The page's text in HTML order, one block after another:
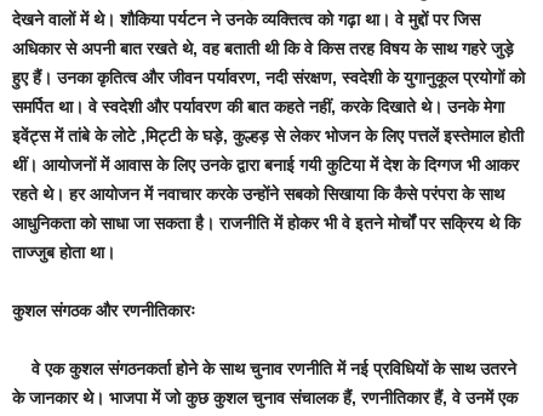
देखने वालों में थे। शौकिया पर्यटन ने उनके व्यक्तित्व को गढ़ा था। वे मुद्दों पर जिस
अधिकार से अपनी बात रखते थे, वह बताती थी कि वे किस तरह विषय के साथ गहरे जुड़े
हुए हैं। उनका कृतित्व और जीवन पर्यावरण, नदी संरक्षण, स्वदेशी के युगानुकूल प्रयोगों को
समर्पित था। वे स्वदेशी और पर्यावरण की बात कहते नहीं, करके दिखाते थे। उनके मेगा
इवेंट्स में तांबे के लोटे ,मिट्टी के घड़े, कुल्हड़ से लेकर भोजन के लिए पत्तलें इस्तेमाल होती
थीं। आयोजनों में आवास के लिए उनके द्वारा बनाई गयी कुटिया में देश के दिग्गज भी आकर
रहते थे। हर आयोजन में नवाचार करके उन्होंने सबको सिखाया कि कैसे परंपरा के साथ
आधुनिकता को साधा जा सकता है। राजनीति में होकर भी वे इतने मोर्चों पर सक्रिय थे कि
ताज्जुब होता था।
कुशल संगठक और रणनीतिकारः
वे एक कुशल संगठनकर्ता होने के साथ चुनाव रणनीति में नई प्रविधियों के साथ उतरने
के जानकार थे। भाजपा में जो कुछ कुशल चुनाव संचालक हैं, रणनीतिकार हैं, वे उनमें एक